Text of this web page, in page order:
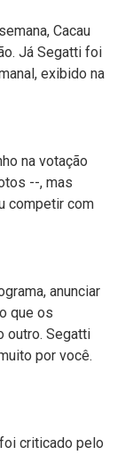
Cacau
Já Segatti foi
exibido na
na votação
--, mas
competir com
anunciar
que os
outro. Segatti
por você.
criticado pelo